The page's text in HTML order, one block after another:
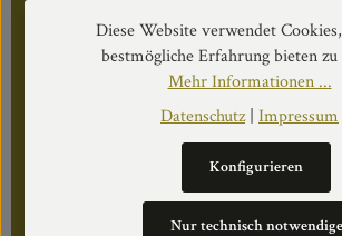
Öffnungszeiten:
Mo–Do: 08:30–17:00 Uhr
Diese Website verwendet
bestmögliche Erfahrung bieten
Mehr Informationen ...
Datenschutz| Impressum
Nur technisch notwendige
Konfigurieren